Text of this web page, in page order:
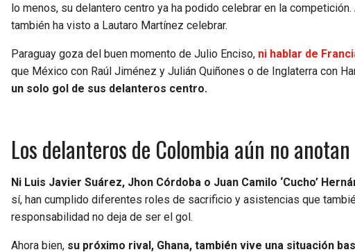
lo menos, su delantero centro ya ha podido celebrar en la competición.
también ha visto a Lautaro Martínez celebrar.
Paraguay goza del buen momento de Julio Enciso, ni hablar de
que México con Raúl Jiménez y Julián Quiñones o de Inglaterra con
un solo gol de sus delanteros centro.
Los delanteros de Colombia aún no
Ni Luis Javier Suárez, Jhon Córdoba o Juan Camilo ‘Cucho’
sí, han cumplido diferentes roles de sacrificio y asistencias que
responsabilidad no deja de ser el gol.
Ahora bien, su próximo rival, Ghana, también vive una situación